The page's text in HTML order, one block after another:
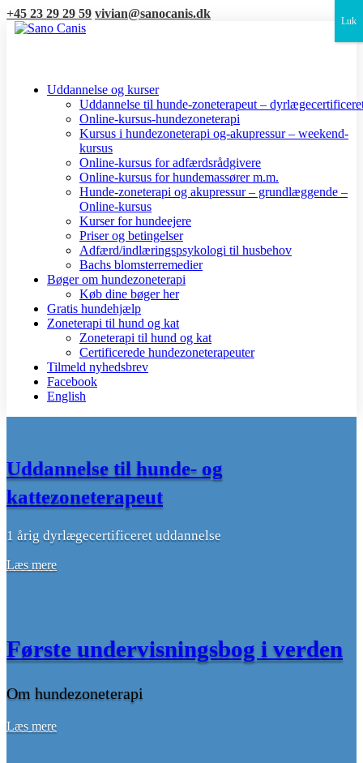
+45 23 29 29 59 vivian@sanocanis.dk
Uddannelse og kurser
Uddannelse til hunde-zoneterapeut –
Online-kursus-hundezoneterapi
Kursus i hundezoneterapi og-akupressur – weekend-
kursus
Online-kursus for adfærdsrådgivere
Online-kursus for hundemassører m.m.
Hunde-zoneterapi og akupressur – grundlæggende –
Online-kursus
Kurser for hundeejere
Priser og betingelser
Adfærd/indlæringspsykologi til husbehov
Bachs blomsterremedier
Bøger om hundezoneterapi
Køb dine bøger her
Gratis hundehjælp
Zoneterapi til hund og kat
Zoneterapi til hund og kat
Certificerede hundezoneterapeuter
Tilmeld nyhedsbrev
Facebook
English
Uddannelse til hunde- og
kattezoneterapeut
1 årig dyrlægecertificeret uddannelse
Læs mere
Første undervisningsbog i verden
Om hundezoneterapi
Læs mere
Luk